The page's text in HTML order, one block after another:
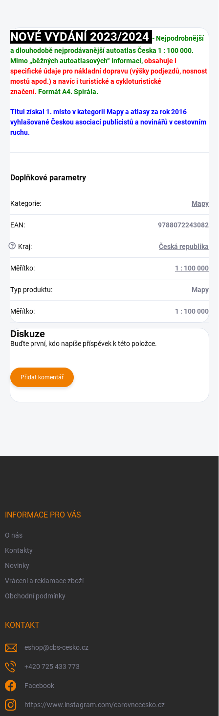
NOVÉ VYDÁNÍ 2023/2024 - Nejpodrobnější
a dlouhodobě nejprodávanější autoatlas Česka 1 : 100 000.
Mimo „běžných autoatlasových“ informací,obsahuje i
specifické údaje pro nákladní dopravu (výšky podjezdů, nosnost
mostů apod.) a navíc i turistické a cykloturistické
značení. Formát A4. Spirála.
Titul získal 1. místo v kategorii Mapy a atlasy za rok 2016
vyhlašované Českou asociací publicistů a novinářů v cestovním
ruchu.
Doplňkové parametry
Kategorie: Mapy
EAN: 9788072243082
? Kraj: Česká republika
Měřítko: 1 : 100 000
Typ produktu: Mapy
Měřítko: 1 : 100 000
Diskuze
Buďte první, kdo napíše příspěvek k této položce.
Přidat komentář
INFORMACE PRO VÁS
O nás
Kontakty
Novinky
Vrácení a reklamace zboží
Obchodní podmínky
KONTAKT
eshop@cbs-cesko.cz
+420 725 433 773
Facebook
https://www.instagram.com/carovnecesko.cz